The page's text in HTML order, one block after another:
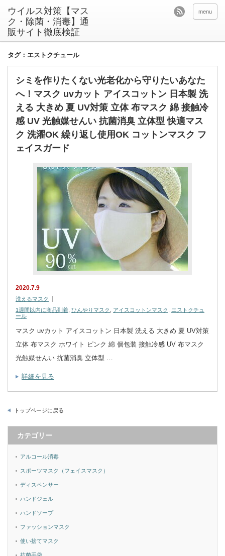
ウイルス対策【マス
ク・除菌・消毒】通
販サイト徹底検証
menu
タグ：エストクチュール
シミを作りたくない光老化から守りたいあなた
へ！マスク uvカット アイスコットン 日本製 洗
える 大きめ 夏 UV対策 立体 布マスク 綿 接触冷
感 UV 光触媒せんい 抗菌消臭 立体型 快適マス
ク 洗濯OK 繰り返し使用OK コットンマスク フ
ェイスガード
2020.7.9
洗えるマスク
1週間以内に商品到着, ひんやりマスク , アイスコットンマスク , エストクチュ
ール
マスク uvカット アイスコットン 日本製 洗える 大きめ 夏 UV対策
立体 布マスク ホワイト ピンク 綿 個包装 接触冷感 UV 布マスク
光触媒せんい 抗菌消臭 立体型 …
詳細を見る
トップページに戻る
カテゴリー
アルコール消毒
スポーツマスク（フェイスマスク）
ディスペンサー
ハンドジェル
ハンドソープ
ファッションマスク
使い捨てマスク